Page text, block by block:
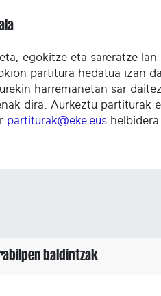
egokitze eta sareratze
partitura hedatua izan
harremanetan sar
dira. Aurkeztu partiturak
partiturak@eke.eus helbidera
baldintzak